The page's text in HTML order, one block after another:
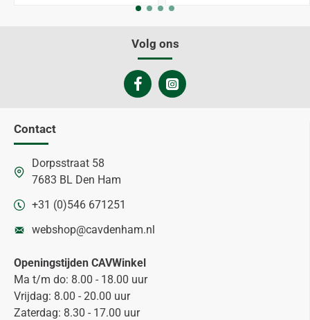
Volg ons
Contact
Dorpsstraat 58
7683 BL Den Ham
+31 (0)546 671251
webshop@cavdenham.nl
Openingstijden CAVWinkel
Ma t/m do: 8.00 - 18.00 uur
Vrijdag: 8.00 - 20.00 uur
Zaterdag: 8.30 - 17.00 uur